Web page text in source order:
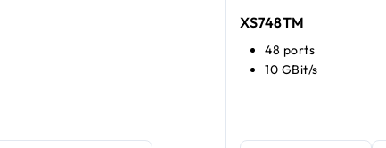
XS748TM
48 ports
10 GBit/s